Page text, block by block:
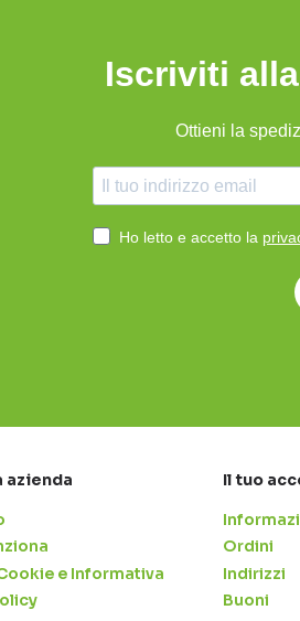
Iscriviti
Ottieni la
Ho letto e accetto la
azienda
e Informativa
Il tuo
Ordini
Indirizzi
Buoni